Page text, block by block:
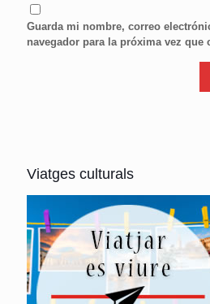
Guarda mi nombre, correo
navegador para la próxima vez que
Viatges culturals